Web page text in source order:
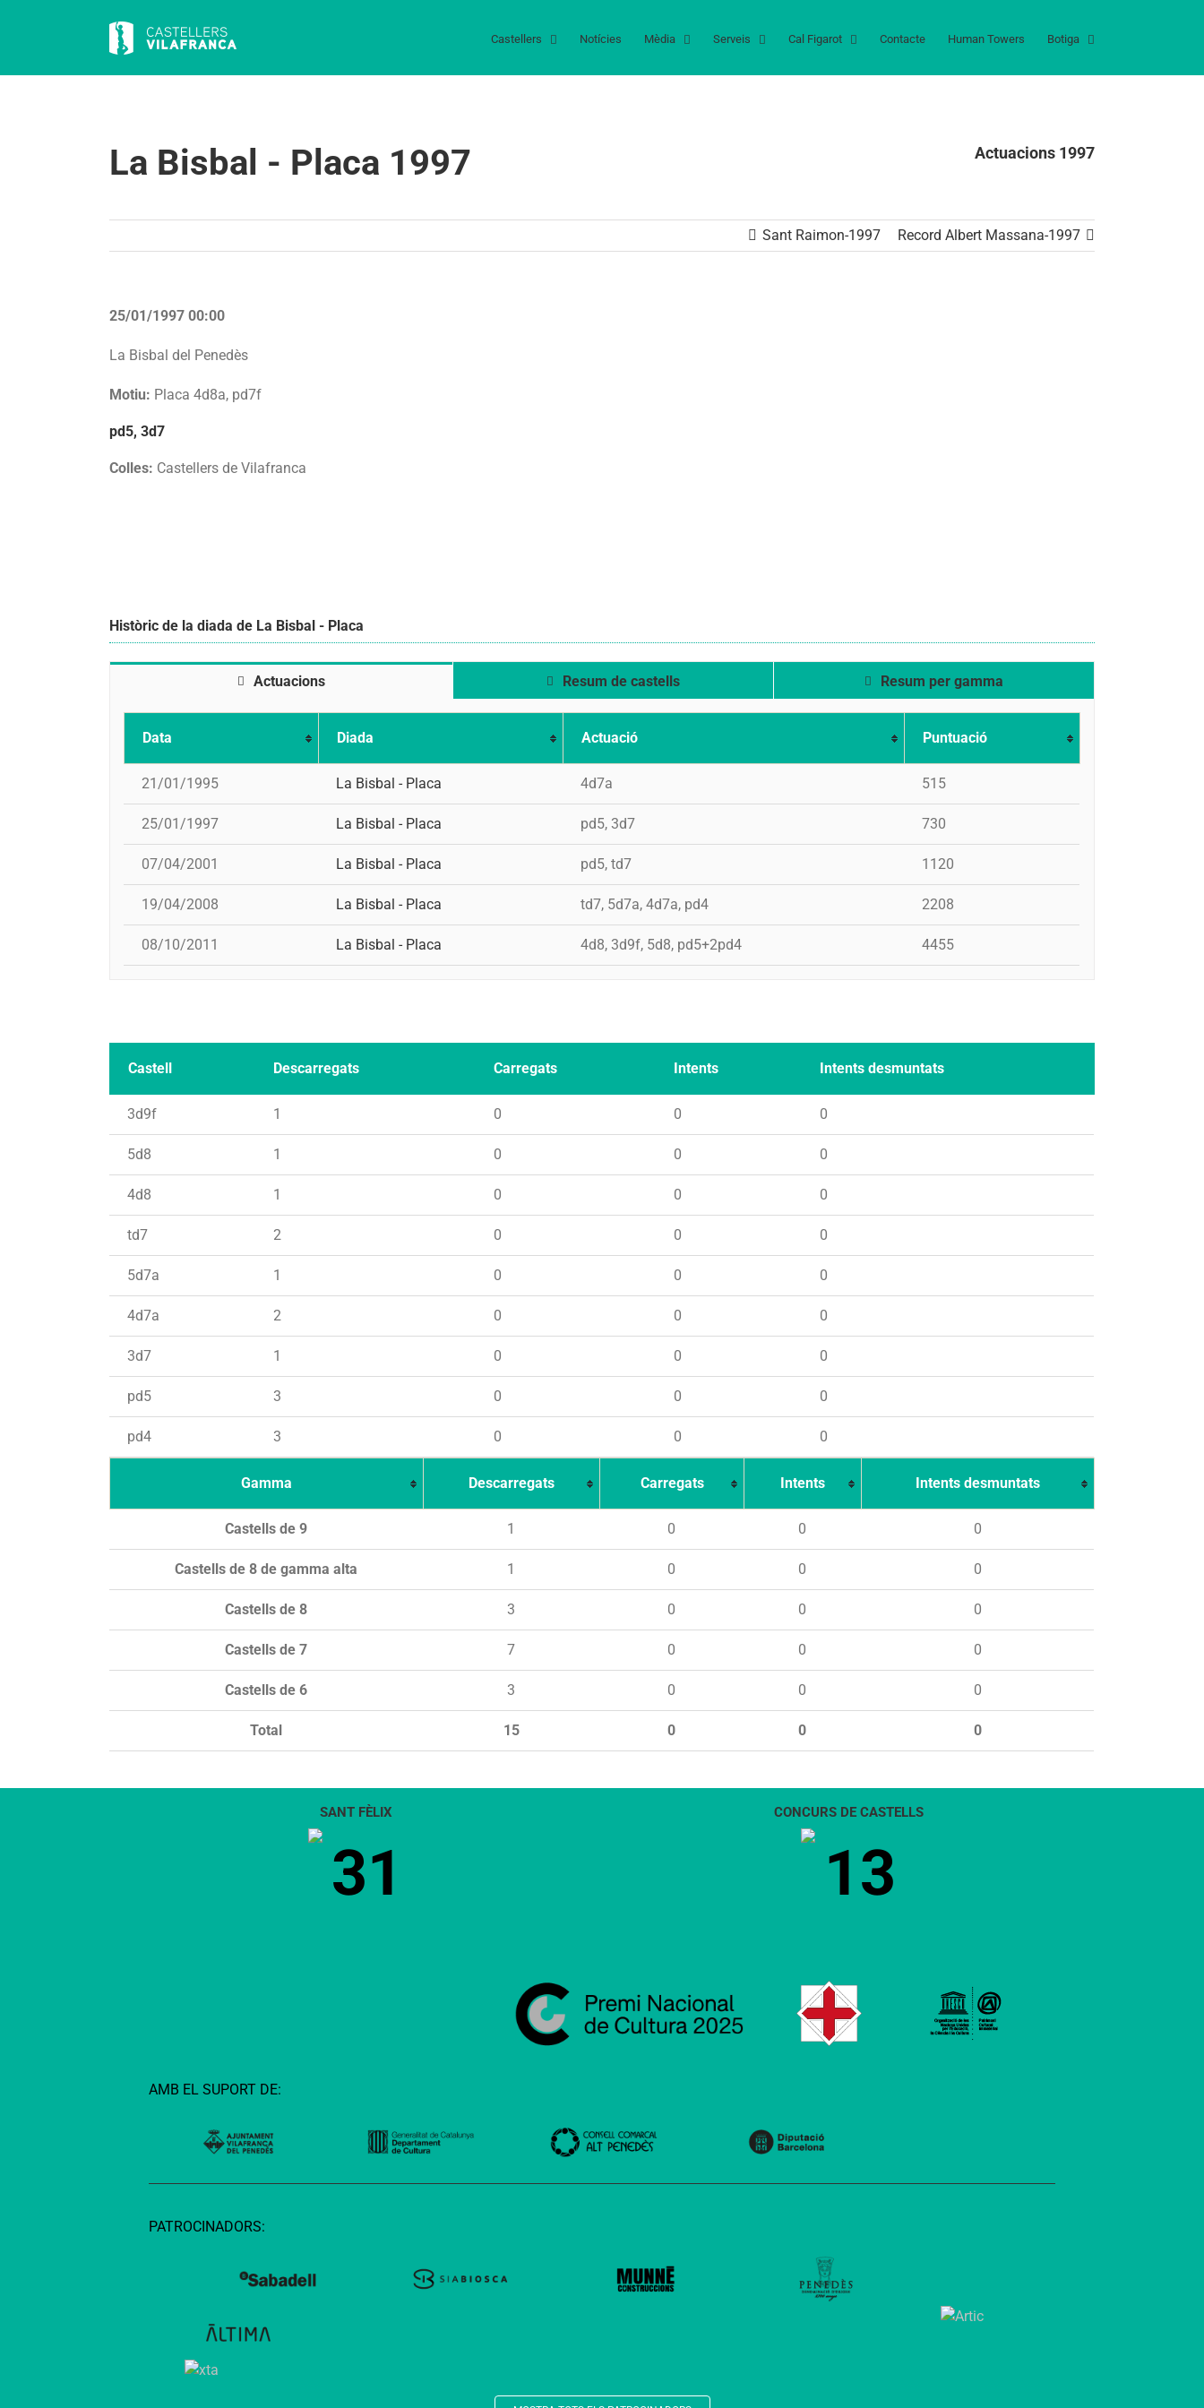
Castellers Notícies Mèdia Serveis Cal Figarot Contacte Human Towers Botiga
La Bisbal - Placa 1997 Actuacions 1997
Sant Raimon-1997 Record Albert Massana-1997
25/01/1997 00:00
La Bisbal del Penedès
Motiu: Placa 4d8a, pd7f
pd5, 3d7
Colles: Castellers de Vilafranca
Històric de la diada de La Bisbal - Placa
Actuacions Resum de castells Resum per gamma
Data Diada Actuació Puntuació
21/01/1995 La Bisbal - Placa 4d7a 515
25/01/1997 La Bisbal - Placa pd5, 3d7 730
07/04/2001 La Bisbal - Placa pd5, td7 1120
19/04/2008 La Bisbal - Placa td7, 5d7a, 4d7a, pd4 2208
08/10/2011 La Bisbal - Placa 4d8, 3d9f, 5d8, pd5+2pd4 4455
Castell Descarregats Carregats Intents Intents desmuntats
3d9f 1 0 0 0
5d8 1 0 0 0
4d8 1 0 0 0
td7 2 0 0 0
5d7a 1 0 0 0
4d7a 2 0 0 0
3d7 1 0 0 0
pd5 3 0 0 0
pd4 3 0 0 0
Gamma Descarregats Carregats Intents Intents desmuntats
Total 15 0 0 0
Castells de 9 1 0 0 0
Castells de 8 de gamma alta 1 0 0 0
Castells de 8 3 0 0 0
Castells de 7 7 0 0 0
Castells de 6 3 0 0 0
SANT FÈLIX
31
CONCURS DE CASTELLS
13
AMB EL SUPORT DE:
PATROCINADORS: